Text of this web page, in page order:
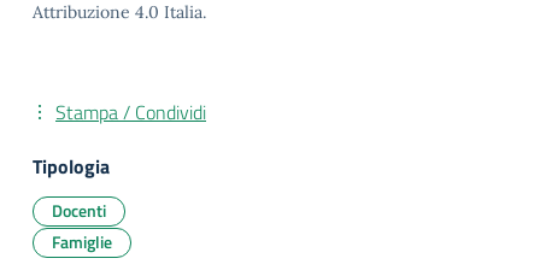
Attribuzione 4.0 Italia.
Stampa / Condividi
Tipologia
Docenti
Famiglie